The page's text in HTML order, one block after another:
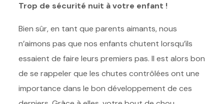
Trop de sécurité nuit à votre enfant !
Bien sûr, en tant que parents aimants, nous
n’aimons pas que nos enfants chutent lorsqu’ils
essaient de faire leurs premiers pas. Il est alors bon
de se rappeler que les chutes contrôlées ont une
importance dans le bon développement de ces